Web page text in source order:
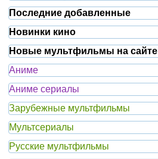
Последние добавленные
Новинки кино
Новые мультфильмы на сайте
Аниме
Аниме сериалы
Зарубежные мультфильмы
Мультсериалы
Русские мультфильмы